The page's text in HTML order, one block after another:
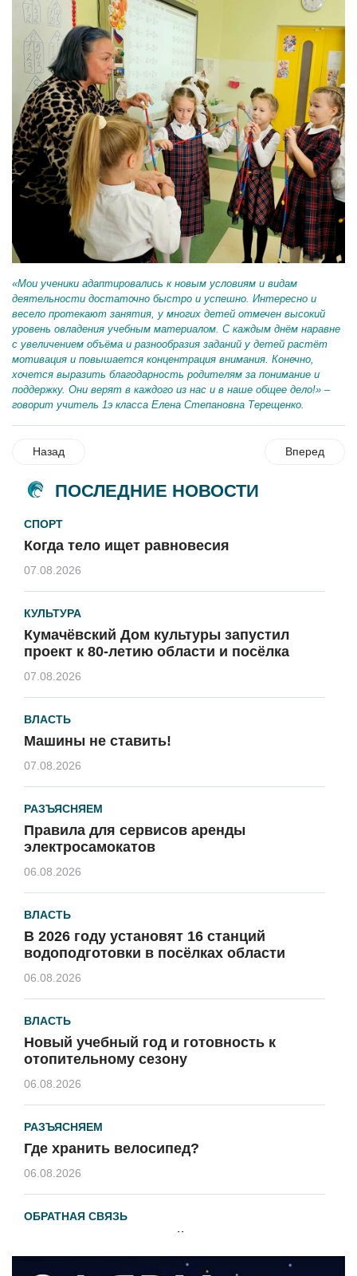
«Мои ученики адаптировались к новым условиям и видам
деятельности достаточно быстро и успешно. Интересно и
весело протекают занятия, у многих детей отмечен высокий
уровень овладения учебным материалом. С каждым днём наравне
с увеличением объёма и разнообразия заданий у детей растёт
мотивация и повышается концентрация внимания. Конечно,
хочется выразить благодарность родителям за понимание и
поддержку. Они верят в каждого из нас и в наше общее дело!» –
говорит учитель 1э класса Елена Степановна Терещенко.
Назад Вперед
ПОСЛЕДНИЕ НОВОСТИ
СПОРТ
Когда тело ищет равновесия
07.08.2026
КУЛЬТУРА
Кумачёвский Дом культуры запустил
проект к 80-летию области и посёлка
07.08.2026
ВЛАСТЬ
Машины не ставить!
07.08.2026
РАЗЪЯСНЯЕМ
Правила для сервисов аренды
электросамокатов
06.08.2026
ВЛАСТЬ
В 2026 году установят 16 станций
водоподготовки в посёлках области
06.08.2026
ВЛАСТЬ
Новый учебный год и готовность к
отопительному сезону
06.08.2026
РАЗЪЯСНЯЕМ
Где хранить велосипед?
06.08.2026
ОБРАТНАЯ СВЯЗЬ
Администрация онлайн